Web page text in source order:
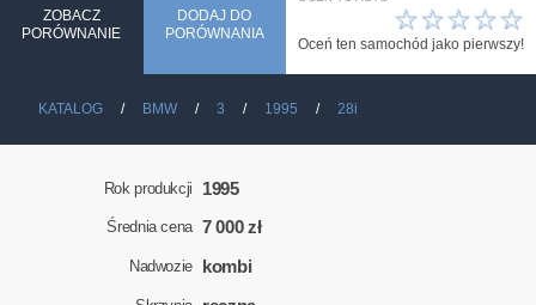
ZOBACZ
PORÓWNANIE
DODAJ DO
PORÓWNANIA
☆
☆
☆
☆
☆
Oceń ten samochód jako pierwszy!
KATALOG BMW 3 1995 28i
Rok produkcji 1995
Średnia cena 7 000 zł
Nadwozie kombi